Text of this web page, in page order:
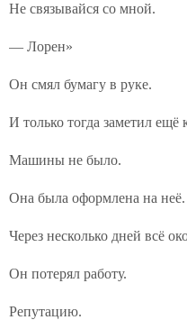
Не связывайся со мной.
— Лорен»
Он смял бумагу в руке.
И только тогда заметил ещё
Машины не было.
Она была оформлена на неё.
Через несколько дней всё
Он потерял работу.
Репутацию.